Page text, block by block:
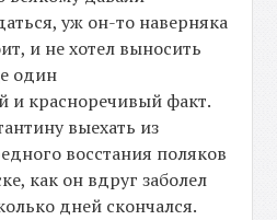
уж он-то наверняка
и не хотел выносить
один
и красноречивый факт.
выехать из
восстания поляков
как он вдруг заболел
дней скончался.